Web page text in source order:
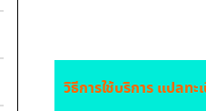
วิธีการใช้บริการ แปลท